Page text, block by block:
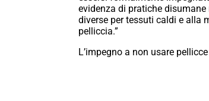
evidenza di pratiche
diverse per tessuti caldi e alla
pelliccia.”
L’impegno a non usare